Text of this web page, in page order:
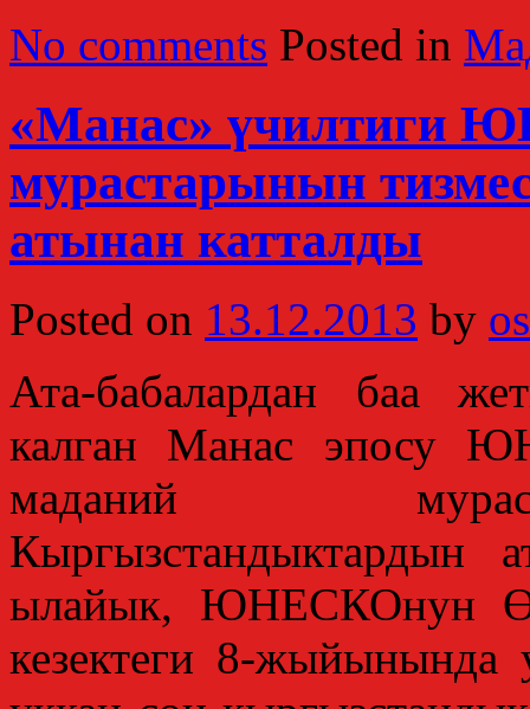
No comments Posted in
«Манас» үчилтиги
мурастарынын
атынан катталды
Posted on 13.12.2013 by
Ата-бабалардан баа
калган Манас эпосу
маданий
Кыргызстандыктардын
ылайык, ЮНЕСКОнун
кезектеги 8-жыйынында